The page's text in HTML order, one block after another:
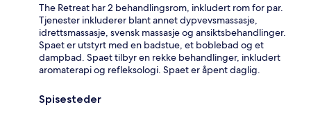
The Retreat har 2 behandlingsrom, inkludert rom for par.
Tjenester inkluderer blant annet dypvevsmassasje,
idrettsmassasje, svensk massasje og ansiktsbehandlinger.
Spaet er utstyrt med en badstue, et boblebad og et
dampbad. Spaet tilbyr en rekke behandlinger, inkludert
aromaterapi og refleksologi. Spaet er åpent daglig.
Spisesteder